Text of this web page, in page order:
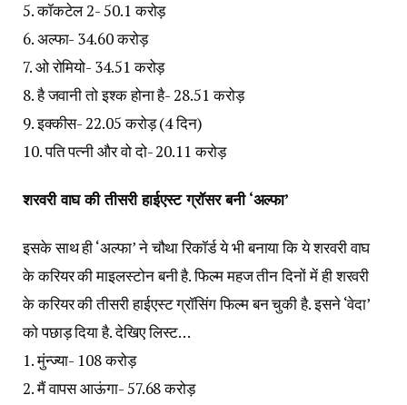
5. कॉकटेल 2- 50.1 करोड़
6. अल्फा- 34.60 करोड़
7. ओ रोमियो- 34.51 करोड़
8. है जवानी तो इश्क होना है- 28.51 करोड़
9. इक्कीस- 22.05 करोड़ (4 दिन)
10. पति पत्नी और वो दो- 20.11 करोड़
शरवरी वाघ की तीसरी हाईएस्ट ग्रॉसर बनी ‘अल्फा’
इसके साथ ही ‘अल्फा’ ने चौथा रिकॉर्ड ये भी बनाया कि ये शरवरी वाघ
के करियर की माइलस्टोन बनी है. फिल्म महज तीन दिनों में ही शरवरी
के करियर की तीसरी हाईएस्ट ग्रॉसिंग फिल्म बन चुकी है. इसने ‘वेदा’
को पछाड़ दिया है. देखिए लिस्ट…
1. मुंन्ज्या- 108 करोड़
2. मैं वापस आऊंगा- 57.68 करोड़